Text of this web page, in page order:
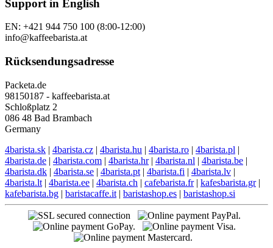
Support in English
EN: +421 944 750 100 (8:00-12:00)
info@kaffeebarista.at
Rücksendungsadresse
Packeta.de
98150187 - kaffeebarista.at
Schloßplatz 2
086 48 Bad Brambach
Germany
4barista.sk | 4barista.cz | 4barista.hu | 4barista.ro | 4barista.pl |
4barista.de | 4barista.com | 4barista.hr| 4barista.nl | 4barista.be |
4barista.dk | 4barista.se | 4barista.pt | 4barista.fi | 4barista.lv |
4barista.lt | 4barista.ee | 4barista.ch | cafebarista.fr| kafesbarista.gr|
kafebarista.bg | baristacaffe.it | baristashop.es | baristashop.si